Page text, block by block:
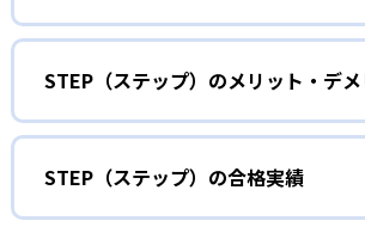
ステップは神奈川県に特化した塾である
フから情報を読み取る力や自分の考えを
単に知識の量ではなく、総合力が問われ
策を実施している。
02
小学生
地元の中高一貫校を目指す子
ステップは、地元神奈川県の中高一貫校
ースを設けている。地域に根ざした塾と
徹底しているため、合格を目指した効率
STEP（ステップ）のメリット・デ
どんなメリットがある
ステップではレベル別クラスをベースと
志望校や部活の有無を考慮したクラス編
そのため、どのような状況の生徒も現役
STEP（ステップ）の合格実績